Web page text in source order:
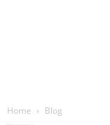
Home Blog